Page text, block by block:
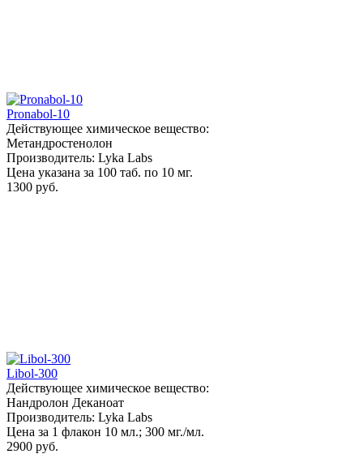
Pronabol-10
Действующее химическое вещество:
Метандростенолон
Производитель: Lyka Labs
Цена указана за 100 таб. по 10 мг.
1300 руб.
Libol-300
Действующее химическое вещество:
Нандролон Деканоат
Производитель: Lyka Labs
Цена за 1 флакон 10 мл.; 300 мг./мл.
2900 руб.